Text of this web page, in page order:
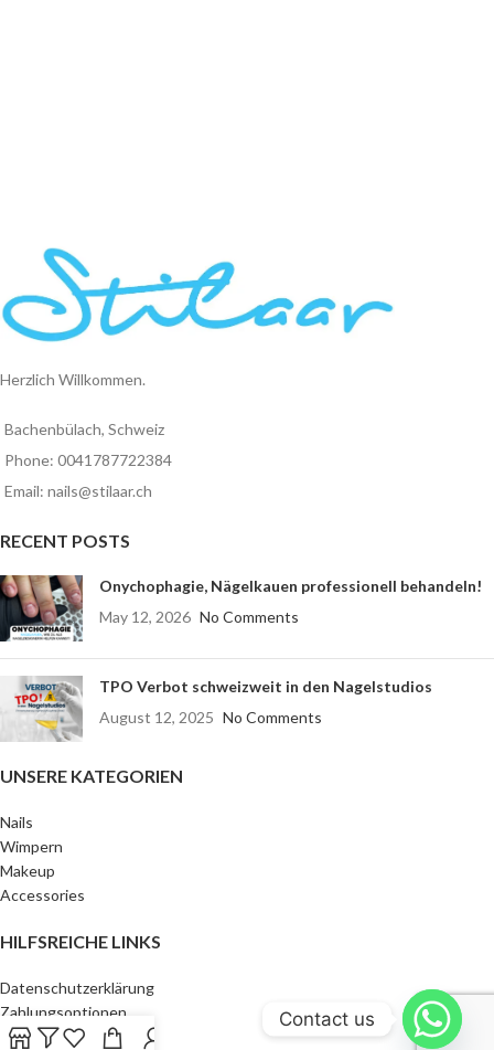
Herzlich Willkommen.
Bachenbülach, Schweiz
Phone: 0041787722384
Email: nails@stilaar.ch
RECENT POSTS
Onychophagie, Nägelkauen professionell behandeln!
May 12, 2026 No Comments
TPO Verbot schweizweit in den Nagelstudios
August 12, 2025 No Comments
UNSERE KATEGORIEN
Nails
Wimpern
Makeup
Accessories
HILFSREICHE LINKS
Datenschutzerklärung
Zahlungsoptionen
AGBs
Contact us